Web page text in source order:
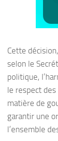
Cette
selon le
politique,
le respect
matière de
garantir une
l’ensemble